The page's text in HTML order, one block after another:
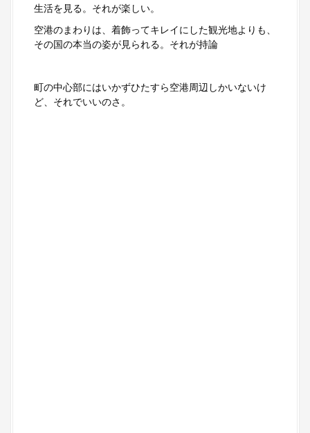
生活を見る。それが楽しい。
空港のまわりは、着飾ってキレイにした観光地よりも、
その国の本当の姿が見られる。それが持論
町の中心部にはいかずひたすら空港周辺しかいないけ
ど、それでいいのさ。